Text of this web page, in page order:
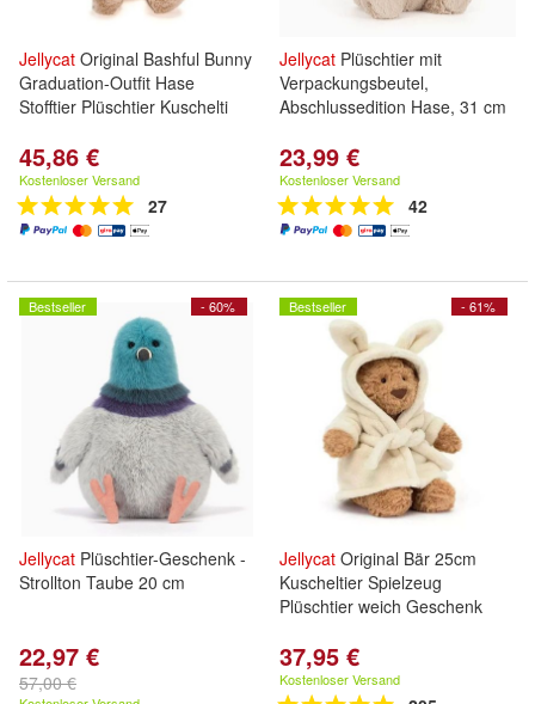
Jellycat Original Bashful Bunny
Graduation-Outfit Hase
Stofftier Plüschtier Kuschelti
45,86 €
Kostenloser Versand
27
Jellycat Plüschtier mit
Verpackungsbeutel,
Abschlussedition Hase, 31 cm
23,99 €
Kostenloser Versand
42
- 60%
Bestseller
Jellycat Plüschtier-Geschenk -
Strollton Taube 20 cm
22,97 €
57,00 €
- 61%
Bestseller
Jellycat Original Bär 25cm
Kuscheltier Spielzeug
Plüschtier weich Geschenk
37,95 €
Kostenloser Versand